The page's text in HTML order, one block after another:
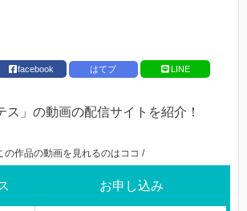
facebook はてブ LINE
ス」の動画の配信サイトを紹介！
の作品の動画を見れるのはココ /
お申し込み